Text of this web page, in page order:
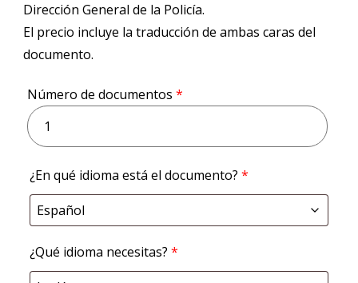
Dirección General de la Policía.
El precio incluye la traducción de ambas caras del
documento.
¿En qué idioma está el documento? *
¿Qué idioma necesitas? *
Número de documentos *